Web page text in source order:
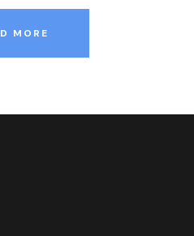
MORE